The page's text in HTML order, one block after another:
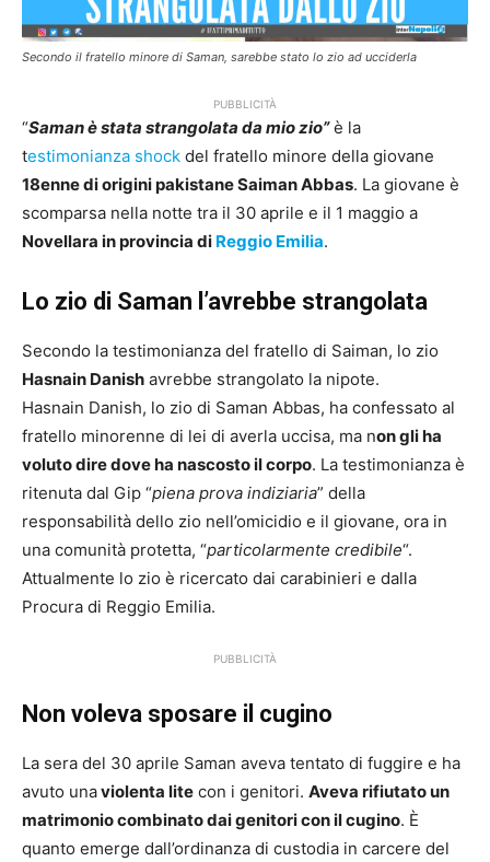
Secondo il fratello minore di Saman, sarebbe stato lo zio ad ucciderla
PUBBLICITÀ
“Saman è stata strangolata da mio zio”è la
testimonianza shock del fratello minore della giovane
18enne di origini pakistane Saiman Abbas. La giovane è
scomparsa nella notte tra il 30 aprile e il 1 maggio a
Novellara in provincia di Reggio Emilia.
Lo zio di Saman l’avrebbe strangolata
Secondo la testimonianza del fratello di Saiman, lo zio
Hasnain Danish avrebbe strangolato la nipote.
Hasnain Danish, lo zio di Saman Abbas, ha confessato al
fratello minorenne di lei di averla uccisa, ma non gli ha
voluto dire dove ha nascosto il corpo. La testimonianza è
ritenuta dal Gip “piena prova indiziaria” della
responsabilità dello zio nell’omicidio e il giovane, ora in
una comunità protetta, “particolarmente credibile“.
Attualmente lo zio è ricercato dai carabinieri e dalla
Procura di Reggio Emilia.
PUBBLICITÀ
Non voleva sposare il cugino
La sera del 30 aprile Saman aveva tentato di fuggire e ha
avuto unaviolenta lite con i genitori. Aveva rifiutato un
matrimonio combinato dai genitori con il cugino. È
quanto emerge dall’ordinanza di custodia in carcere del